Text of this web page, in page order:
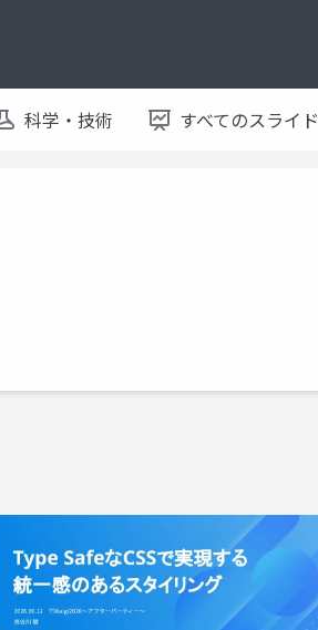
科学・技術 すべてのスライド